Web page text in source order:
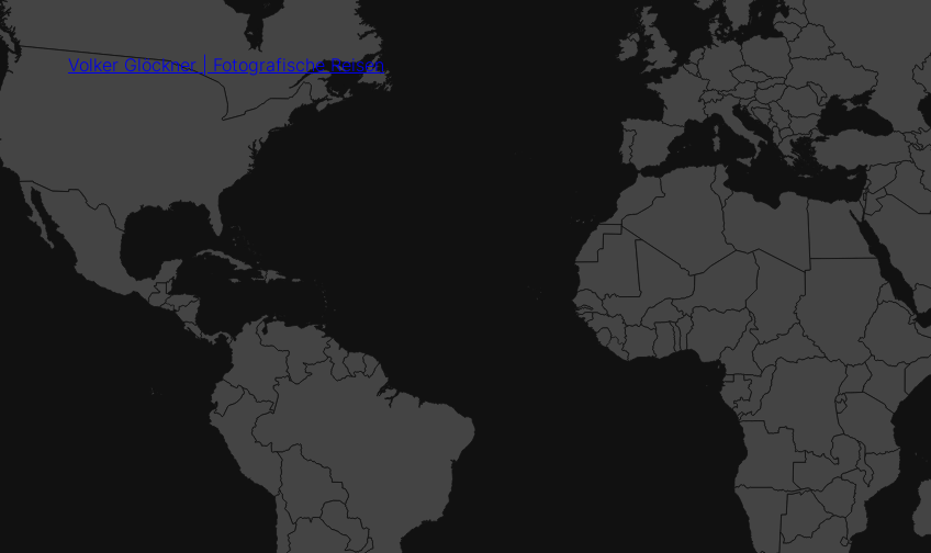
Volker Glöckner | Fotografische Reisen